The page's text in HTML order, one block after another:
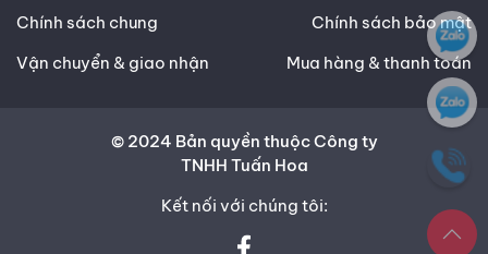
Chính sách chung
Chính sách bảo mật
Vận chuyển & giao nhận
Mua hàng & thanh toán
© 2024 Bản quyền thuộc Công ty
TNHH Tuấn Hoa
Kết nối với chúng tôi: